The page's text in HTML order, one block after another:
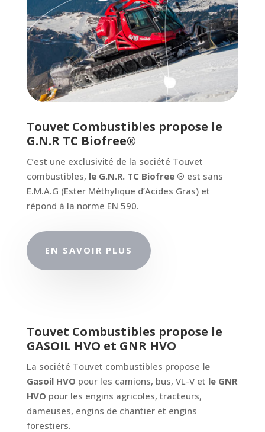
Touvet Combustibles propose le
G.N.R TC Biofree®
C’est une exclusivité de la société Touvet
combustibles, le G.N.R. TC Biofree ® est sans
E.M.A.G (Ester Méthylique d’Acides Gras) et
répond à la norme EN 590.
EN SAVOIR PLUS
Touvet Combustibles propose le
GASOIL HVO et GNR HVO
La société Touvet combustibles propose le
Gasoil HVO pour les camions, bus, VL-V et le GNR
HVO pour les engins agricoles, tracteurs,
dameuses, engins de chantier et engins
forestiers.